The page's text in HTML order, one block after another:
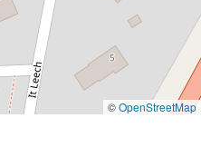
©OpenStreetMap